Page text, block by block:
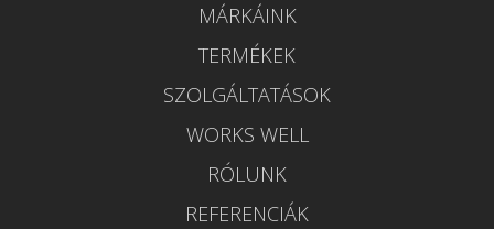
MÁRKÁINK
TERMÉKEK
SZOLGÁLTATÁSOK
WORKS WELL
RÓLUNK
REFERENCIÁK